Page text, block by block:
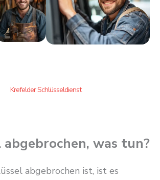
Krefelder Schlüsseldienst
abgebrochen, was tun?
abgebrochen ist, ist es